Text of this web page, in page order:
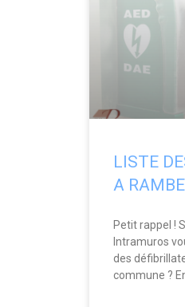
LISTE
A
Petit rappel !
Intramuros
des
commune ?